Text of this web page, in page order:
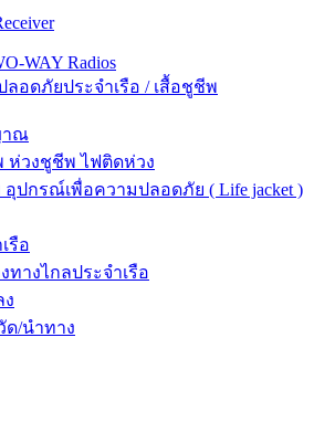
WAY Radios
อดภัยประจำเรือ / เสื้อชูชีพ
ณ
ห่วงชูชีพ ไฟติดห่วง
อุปกรณ์เพื่อความปลอดภัย ( Life jacket )
รือ
ทางไกลประจำเรือ
/นำทาง